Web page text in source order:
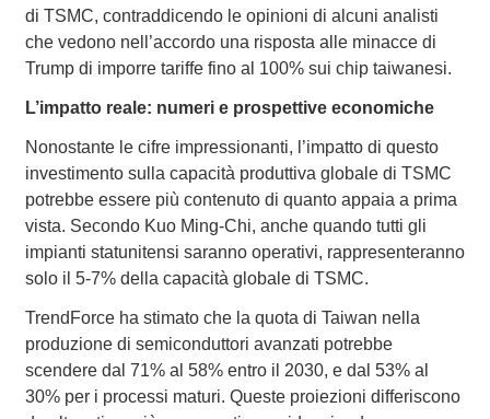
di TSMC, contraddicendo le opinioni di alcuni analisti
che vedono nell’accordo una risposta alle minacce di
Trump di imporre tariffe fino al 100% sui chip taiwanesi.
L’impatto reale: numeri e prospettive economiche
Nonostante le cifre impressionanti, l’impatto di questo
investimento sulla capacità produttiva globale di TSMC
potrebbe essere più contenuto di quanto appaia a prima
vista. Secondo Kuo Ming-Chi, anche quando tutti gli
impianti statunitensi saranno operativi, rappresenteranno
solo il 5-7% della capacità globale di TSMC.
TrendForce ha stimato che la quota di Taiwan nella
produzione di semiconduttori avanzati potrebbe
scendere dal 71% al 58% entro il 2030, e dal 53% al
30% per i processi maturi. Queste proiezioni differiscono